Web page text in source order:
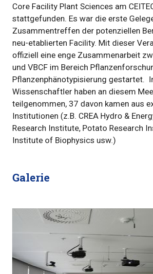
Core Facility Plant Sciences am
stattgefunden. Es war die erste
Zusammentreffen der potenziellen
neu-etablierten Facility. Mit dieser
offiziell eine enge Zusammenarbeit
und VBCF im Bereich
Pflanzenphänotypisierung gestartet.
Wissenschaftler haben an diesem
teilgenommen, 37 davon kamen aus
Institutionen (z.B. CREA Hydro &
Research Institute, Potato Research
Institute of Biophysics usw.)
Galerie